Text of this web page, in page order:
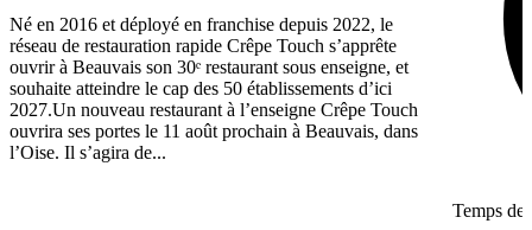
Né en 2016 et déployé en franchise depuis 2022, le
réseau de restauration rapide Crêpe Touch s’apprête
ouvrir à Beauvais son 30ᵉ restaurant sous enseigne, et
souhaite atteindre le cap des 50 établissements d’ici
2027.Un nouveau restaurant à l’enseigne Crêpe Touch
ouvrira ses portes le 11 août prochain à Beauvais, dans
l’Oise. Il s’agira de...
Temps de